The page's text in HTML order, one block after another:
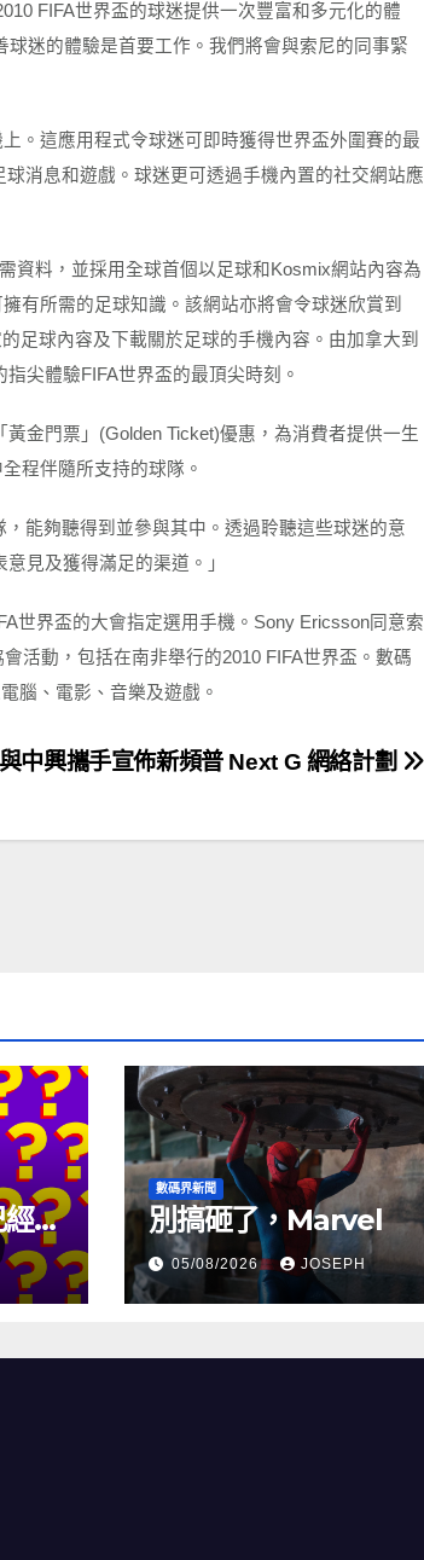
FIFA世界盃的球迷提供一次豐富和多元化的體
迷的體驗是首要工作。我們將會與索尼的同事緊
。這應用程式令球迷可即時獲得世界盃外圍賽的最
球消息和遊戲。球迷更可透過手機內置的社交網站應
需資料，並採用全球首個以足球和 Kosmix網站內容為
有所需的足球知識。該網站亦將會令球迷欣賞到
足球內容及下載關於足球的手機內容。 由加拿大到
指尖體驗FIFA世界盃的最頂尖時刻。
金門票」 (Golden Ticket)優惠，為消費者提供一生
程伴隨所支持的球隊。
能夠聽得到並參與其中。透過聆聽這些球迷的意
見及獲得滿足的渠道。」
世界盃的大會指定選用手機。 Sony Ericsson同意索
會活動，包括在南非舉行的2010 FIFA世界盃。數碼
腦、電影、音樂及遊戲。
中興攜手宣佈新頻普 Next G 網絡計劃
幾
數碼界新聞
別搞砸了，Marvel
05/08/2026 JOSEPH